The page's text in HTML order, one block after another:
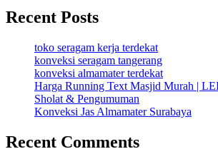
Recent Posts
toko seragam kerja terdekat
konveksi seragam tangerang
konveksi almamater terdekat
Harga Running Text Masjid Murah |
Sholat & Pengumuman
Konveksi Jas Almamater Surabaya
Recent Comments